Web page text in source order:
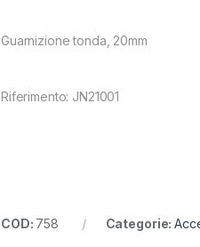
Guarnizione tonda, 20mm
Riferimento: JN21001
COD: 758 Categorie: